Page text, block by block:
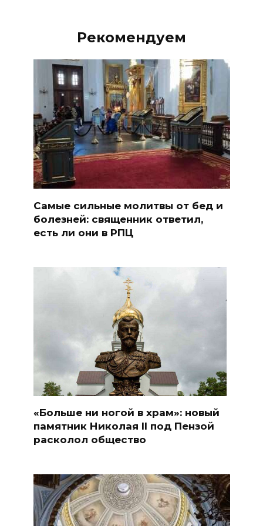
Рекомендуем
Самые сильные молитвы от бед и
болезней: священник ответил,
есть ли они в РПЦ
«Больше ни ногой в храм»: новый
памятник Николая II под Пензой
расколол общество